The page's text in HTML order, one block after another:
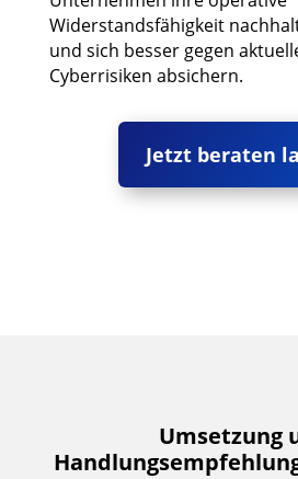
Widerstandsfähigkeit
und sich besser gegen
Cyberrisiken absichern.
Jetzt beraten
Umsetzung